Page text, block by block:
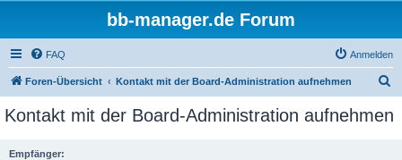
bb-manager.de Forum
FAQ Anmelden
Foren-Übersicht Kontakt mit der Board-Administration aufnehmen
c
Kontakt mit der Board-Administration aufnehmen
Empfänger: